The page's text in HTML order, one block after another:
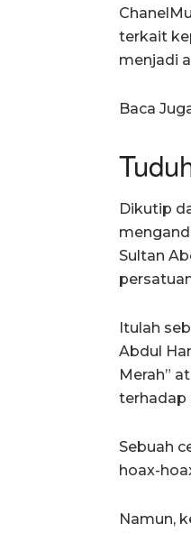
terkait
menjadi
Baca
Dikutip
Sultan
Itulah
Abdul
Merah”
terhadap
Sebuah
hoax-
Namun,